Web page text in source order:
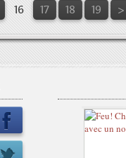
16 17 18 19 >